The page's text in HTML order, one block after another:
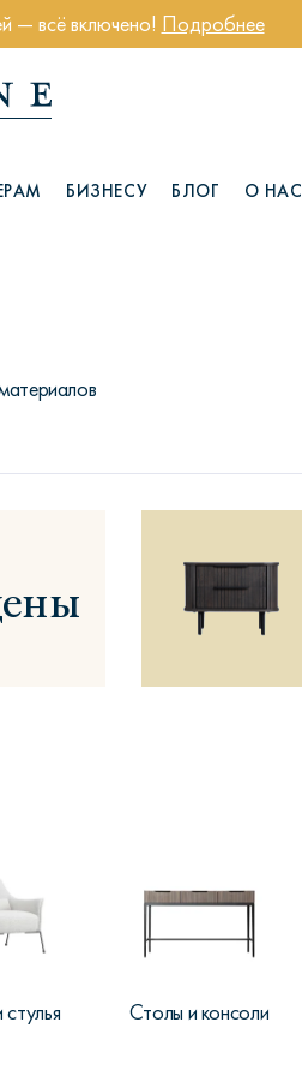
— всё включено! Подробнее
БИЗНЕСУ БЛОГ О НАС
Брутал22
Бэйсик
Столы и консоли